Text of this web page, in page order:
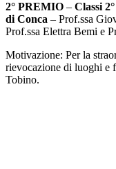
2° PREMIO – Classi
di Conca – Prof.ssa
Prof.ssa Elettra Bemi e
Motivazione: Per la
rievocazione di luoghi e
Tobino.